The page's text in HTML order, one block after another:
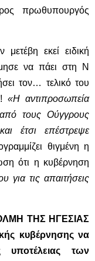
πρωθυπουργός
εκεί ειδική
να πάει στη Ν
τον… τελικό του
«Η αντιπροσωπεία
τους Ούγγρους
έτσι επέστρεψε
θιγμένη η
ότι η κυβέρνηση
για τις απαιτήσεις
ΤΗΣ ΗΓΕΣΙΑΣ
κυβέρνησης να
υποτέλειας των